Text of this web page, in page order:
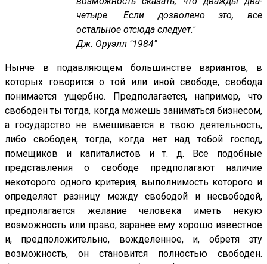
четыре. Если дозволено это, все
остальное отсюда следует."
Дж. Оруэлл "1984"
Нынче в подавляющем большинстве вариантов, в
которых говорится о той или иной свободе, свобода
понимается ущербно. Предполагается, например, что
свободен ты тогда, когда можешь заниматься бизнесом,
а государство не вмешивается в твою деятельность,
либо свободен, тогда, когда нет над тобой господ,
помещиков и капиталистов и т. д. Все подобные
представления о свободе предполагают наличие
некоторого одного критерия, выполнимость которого и
определяет разницу между свободой и несвободой,
предполагается желание человека иметь некую
возможность или право, заранее ему хорошо известное
и, предположительно, вожделенное, и, обретя эту
возможность, он становится полностью свободен.